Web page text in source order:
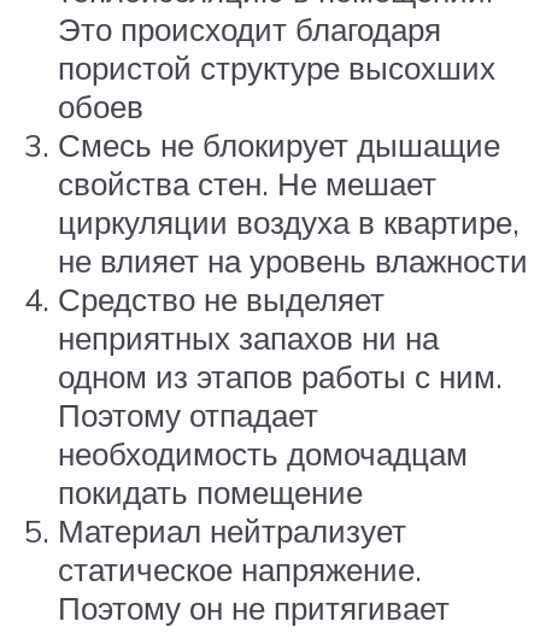
Это происходит благодаря
пористой структуре высохших
обоев
Смесь не блокирует дышащие
свойства стен. Не мешает
циркуляции воздуха в квартире,
не влияет на уровень влажности
Средство не выделяет
неприятных запахов ни на
одном из этапов работы с ним.
Поэтому отпадает
необходимость домочадцам
покидать помещение
Материал нейтрализует
статическое напряжение.
Поэтому он не притягивает